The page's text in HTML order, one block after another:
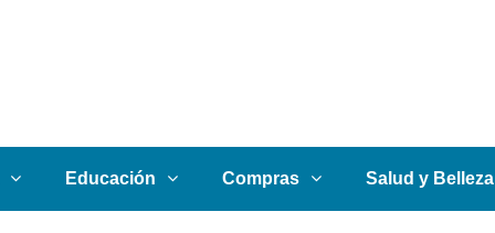
Educación Compras Salud y Belleza